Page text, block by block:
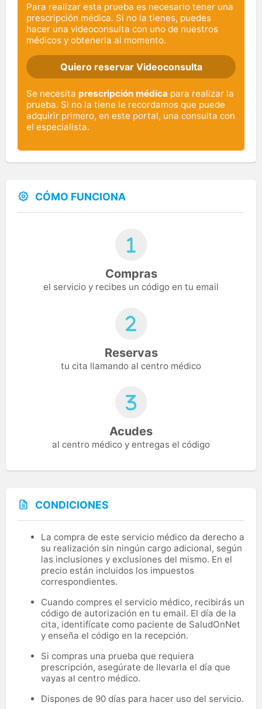
Para realizar esta prueba es necesario tener una
prescripción médica. Si no la tienes, puedes
hacer una videoconsulta con uno de nuestros
médicos y obtenerla al momento.
Quiero reservar Videoconsulta
Se necesita prescripción médica para realizar la
prueba. Si no la tiene le recordamos que puede
adquirir primero, en este portal, una consulta con
el especialista.
CÓMO FUNCIONA
Compras
el servicio y recibes un código en tu email
Reservas
tu cita llamando al centro médico
Acudes
al centro médico y entregas el código
CONDICIONES
La compra de este servicio médico da derecho a
su realización sin ningún cargo adicional, según
las inclusiones y exclusiones del mismo. En el
precio están incluidos los impuestos
correspondientes.
Cuando compres el servicio médico, recibirás un
código de autorización en tu email. El día de la
cita, identifícate como paciente de SaludOnNet
y enseña el código en la recepción.
Si compras una prueba que requiera
prescripción, asegúrate de llevarla el día que
vayas al centro médico.
Dispones de 90 días para hacer uso del servicio.